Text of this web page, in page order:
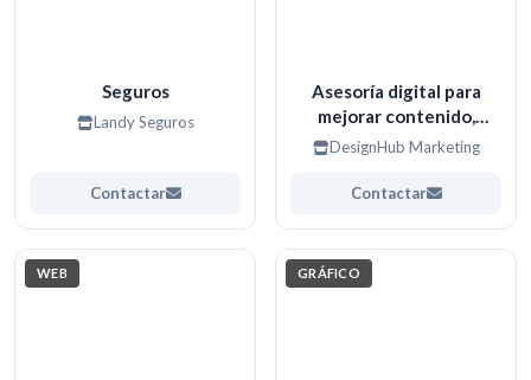
Seguros
Landy Seguros
Contactar
Asesoría digital para
mejorar contenido,
imagen y estrategia
DesignHub Marketing
Contactar
WEB GRÁFICO